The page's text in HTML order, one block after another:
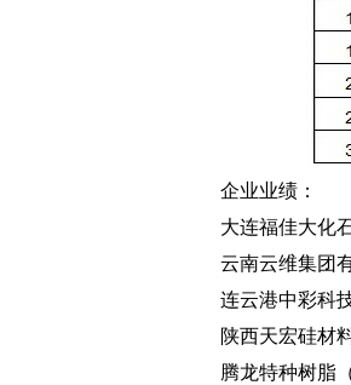
企业业绩：
大连福佳大化
云南云维集团
连云港中彩科
陕西天宏硅材
腾龙特种树脂